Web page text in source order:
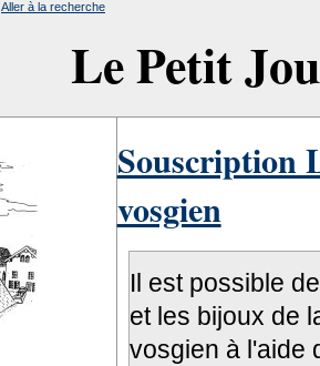
Le Petit
Aller à la recherche
Souscription
vosgien
Il est possible
et les bijoux de
vosgien à l'aide